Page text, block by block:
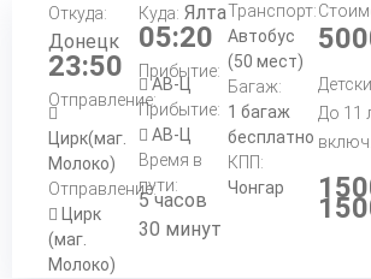
Откуда:
Донецк
23:50
Отправление:
Цирк(маг.
Молоко)
Отправление:
Цирк
(маг.
Молоко)
Куда: Ялта
05:20
Прибытие:
АВ-Ц
Прибытие:
АВ-Ц
Время в
пути:
5 часов
30 минут
Транспорт:
Автобус
(50 мест)
Багаж:
1 багаж
бесплатно
КПП:
Чонгар
До 11
включ.